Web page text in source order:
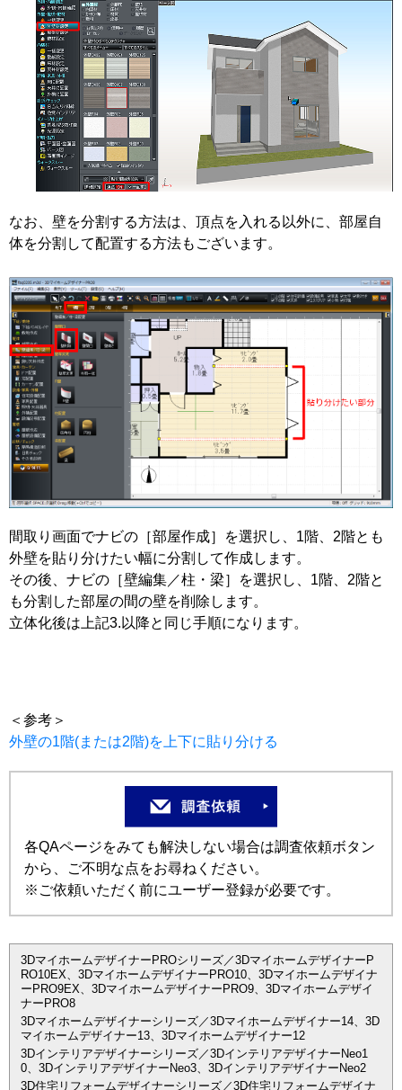
なお、壁を分割する方法は、頂点を入れる以外に、部屋自
体を分割して配置する方法もございます。
間取り画面でナビの［部屋作成］を選択し、1階、2階とも
外壁を貼り分けたい幅に分割して作成します。
その後、ナビの［壁編集／柱・梁］を選択し、1階、2階と
も分割した部屋の間の壁を削除します。
立体化後は上記3.以降と同じ手順になります。
＜参考＞
外壁の1階(または2階)を上下に貼り分ける
各QAページをみても解決しない場合は調査依頼ボタン
から、ご不明な点をお尋ねください。
※ご依頼いただく前にユーザー登録が必要です。
3DマイホームデザイナーPROシリーズ／3DマイホームデザイナーP
RO10EX、3DマイホームデザイナーPRO10、3Dマイホームデザイナ
ーPRO9EX、3DマイホームデザイナーPRO9、3Dマイホームデザイ
ナーPRO8
3Dマイホームデザイナーシリーズ／3Dマイホームデザイナー14、3D
マイホームデザイナー13、3Dマイホームデザイナー12
3Dインテリアデザイナーシリーズ／3DインテリアデザイナーNeo1
0、3DインテリアデザイナーNeo3、3DインテリアデザイナーNeo2
3D住宅リフォームデザイナーシリーズ／3D住宅リフォームデザイナ